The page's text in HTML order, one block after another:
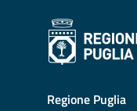
Regione Puglia